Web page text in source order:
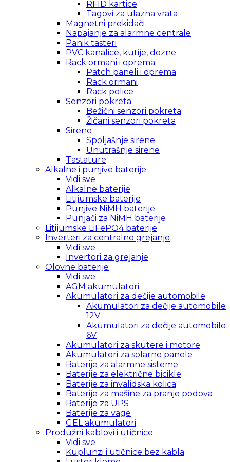
RFID kartice
Tagovi za ulazna vrata
Magnetni prekidači
Napajanje za alarmne centrale
Panik tasteri
PVC kanalice, kutije, dozne
Rack ormani i oprema
Patch paneli i oprema
Rack ormani
Rack police
Senzori pokreta
Bežični senzori pokreta
Žičani senzori pokreta
Sirene
Spoljašnje sirene
Unutrašnje sirene
Tastature
Alkalne i punjive baterije
Vidi sve
Alkalne baterije
Litijumske baterije
Punjive NiMH baterije
Punjači za NiMH baterije
Litijumske LiFePO4 baterije
Inverteri za centralno grejanje
Vidi sve
Invertori za grejanje
Olovne baterije
Vidi sve
AGM akumulatori
Akumulatori za dečije automobile
Akumulatori za dečije automobile
12V
Akumulatori za dečije automobile
6V
Akumulatori za skutere i motore
Akumulatori za solarne panele
Baterije za alarmne sisteme
Baterije za električne bicikle
Baterije za invalidska kolica
Baterije za mašine za pranje podova
Baterije za UPS
Baterije za vage
GEL akumulatori
Produžni kablovi i utičnice
Vidi sve
Kuplunzi i utičnice bez kabla